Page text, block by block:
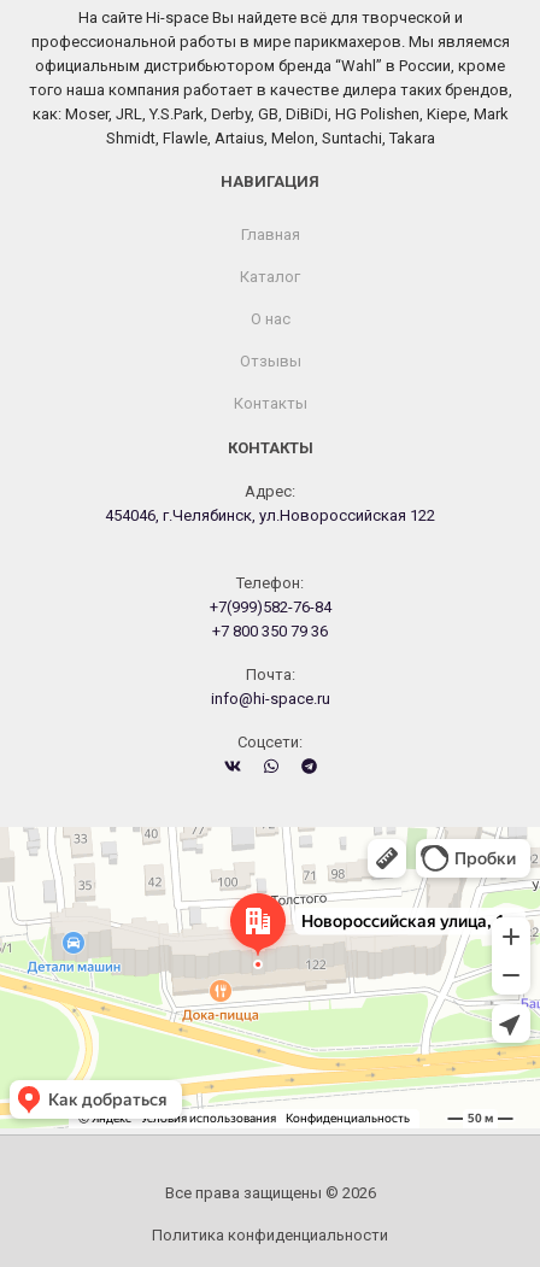
На сайте Hi-space Вы найдете всё для творческой и
профессиональной работы в мире парикмахеров. Мы являемся
официальным дистрибьютором бренда “Wahl” в России, кроме
того наша компания работает в качестве дилера таких брендов,
как: Moser, JRL, Y.S.Park, Derby, GB, DiBiDi, HG Polishen, Kiepe, Mark
Shmidt, Flawle, Artaius, Melon, Suntachi, Takara
НАВИГАЦИЯ
Главная
Каталог
О нас
Отзывы
Контакты
КОНТАКТЫ
Адрес:
454046, г.Челябинск, ул.Новороссийская 122
Телефон:
+7(999)582-76-84
+7 800 350 79 36
Почта:
info@hi-space.ru
Cоцсети:
Челябинск
Новороссийская улица, 122 — Яндекс.Карты
Все права защищены © 2026
Политика конфиденциальности